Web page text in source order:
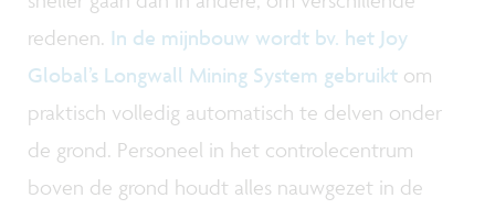
redenen. In de mijnbouw wordt bv. het Joy
Global’s Longwall Mining System gebruikt om
praktisch volledig automatisch te delven onder
de grond. Personeel in het controlecentrum
boven de grond houdt alles nauwgezet in de